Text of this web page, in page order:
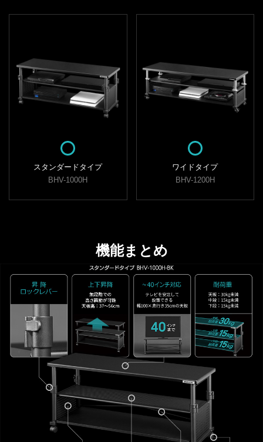
スタンダードタイプ
BHV-1000H
ワイドタイプ
BHV-1200H
機能まとめ